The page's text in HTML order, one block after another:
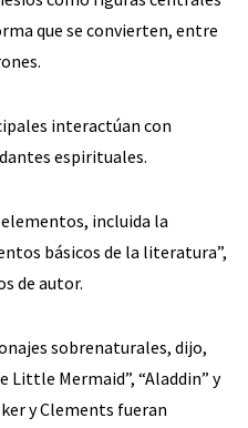
que se convierten, entre
interactúan con
espirituales.
incluida la
básicos de la literatura”,
de autor.
sobrenaturales, dijo,
Little Mermaid”, “Aladdin” y
y Clements fueran